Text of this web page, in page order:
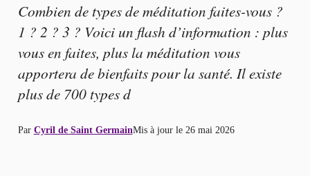
Combien de types de méditation faites-vous ?
1 ? 2 ? 3 ? Voici un flash d’information : plus
vous en faites, plus la méditation vous
apportera de bienfaits pour la santé. Il existe
plus de 700 types d
Par Cyril de Saint GermainMis à jour le 26 mai 2026